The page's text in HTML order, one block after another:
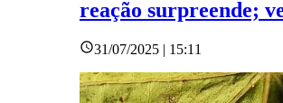
reação surpreende;
31/07/2025 | 15:11